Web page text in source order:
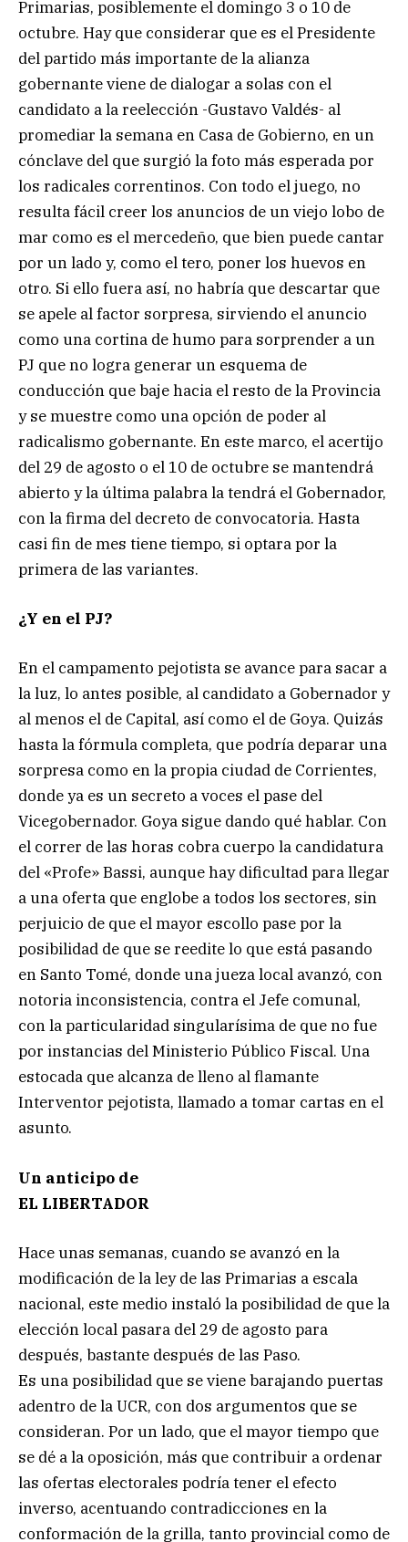
Primarias, posiblemente el domingo 3 o 10 de
octubre. Hay que considerar que es el Presidente
del partido más importante de la alianza
gobernante viene de dialogar a solas con el
candidato a la reelección -Gustavo Valdés- al
promediar la semana en Casa de Gobierno, en un
cónclave del que surgió la foto más esperada por
los radicales correntinos. Con todo el juego, no
resulta fácil creer los anuncios de un viejo lobo de
mar como es el mercedeño, que bien puede cantar
por un lado y, como el tero, poner los huevos en
otro. Si ello fuera así, no habría que descartar que
se apele al factor sorpresa, sirviendo el anuncio
como una cortina de humo para sorprender a un
PJ que no logra generar un esquema de
conducción que baje hacia el resto de la Provincia
y se muestre como una opción de poder al
radicalismo gobernante. En este marco, el acertijo
del 29 de agosto o el 10 de octubre se mantendrá
abierto y la última palabra la tendrá el Gobernador,
con la firma del decreto de convocatoria. Hasta
casi fin de mes tiene tiempo, si optara por la
primera de las variantes.
¿Y en el PJ?
En el campamento pejotista se avance para sacar a
la luz, lo antes posible, al candidato a Gobernador y
al menos el de Capital, así como el de Goya. Quizás
hasta la fórmula completa, que podría deparar una
sorpresa como en la propia ciudad de Corrientes,
donde ya es un secreto a voces el pase del
Vicegobernador. Goya sigue dando qué hablar. Con
el correr de las horas cobra cuerpo la candidatura
del «Profe» Bassi, aunque hay dificultad para llegar
a una oferta que englobe a todos los sectores, sin
perjuicio de que el mayor escollo pase por la
posibilidad de que se reedite lo que está pasando
en Santo Tomé, donde una jueza local avanzó, con
notoria inconsistencia, contra el Jefe comunal,
con la particularidad singularísima de que no fue
por instancias del Ministerio Público Fiscal. Una
estocada que alcanza de lleno al flamante
Interventor pejotista, llamado a tomar cartas en el
asunto.
Un anticipo de
EL LIBERTADOR
Hace unas semanas, cuando se avanzó en la
modificación de la ley de las Primarias a escala
nacional, este medio instaló la posibilidad de que la
elección local pasara del 29 de agosto para
después, bastante después de las Paso.
Es una posibilidad que se viene barajando puertas
adentro de la UCR, con dos argumentos que se
consideran. Por un lado, que el mayor tiempo que
se dé a la oposición, más que contribuir a ordenar
las ofertas electorales podría tener el efecto
inverso, acentuando contradicciones en la
conformación de la grilla, tanto provincial como de